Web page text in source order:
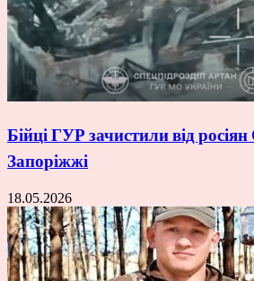
Бійці ГУР зачистили від
Запоріжжі
18.05.2026